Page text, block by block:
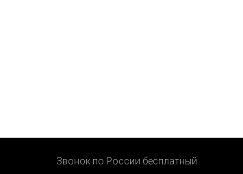
Звонок по России бесплатный